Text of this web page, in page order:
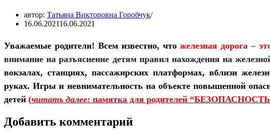
автор: Татьяна Викторовна Горобчук
16.06.202116.06.2021
Уважаемые родители! Всем известно, чтожелезная дорога –
внимание на разъяснение детям правил нахождения на
вокзалах, станциях, пассажирских платформах, вблизи
руках. Игры и невнимательность на объекте повышенной
детей (читать далее: памятка для родителей
Добавить комментарий